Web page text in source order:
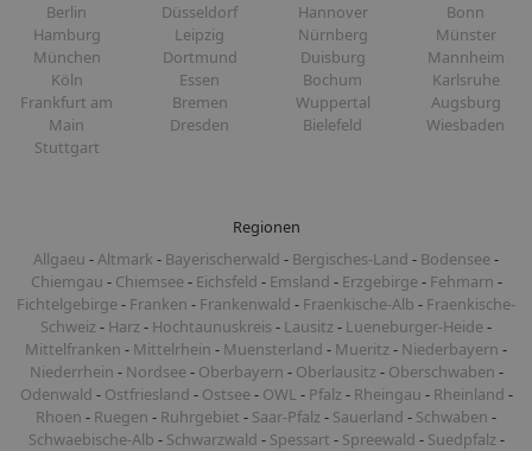
Berlin
Hamburg
München
Köln
Frankfurt am
Main
Stuttgart
Düsseldorf
Leipzig
Dortmund
Essen
Bremen
Dresden
Hannover
Nürnberg
Duisburg
Bochum
Wuppertal
Bielefeld
Bonn
Münster
Mannheim
Karlsruhe
Augsburg
Wiesbaden
Regionen
Allgaeu -Altmark - Bayerischerwald - Bergisches-Land - Bodensee-
Chiemgau - Chiemsee- Eichsfeld - Emsland - Erzgebirge- Fehmarn -
Fichtelgebirge- Franken - Frankenwald - Fraenkische-Alb - Fraenkische-
Schweiz - Harz - Hochtaunuskreis - Lausitz - Lueneburger-Heide-
Mittelfranken - Mittelrhein - Muensterland - Mueritz - Niederbayern -
Niederrhein - Nordsee- Oberbayern - Oberlausitz - Oberschwaben -
Odenwald - Ostfriesland - Ostsee- OWL - Pfalz - Rheingau - Rheinland -
Rhoen - Ruegen - Ruhrgebiet - Saar-Pfalz - Sauerland - Schwaben -
Schwaebische-Alb - Schwarzwald - Spessart - Spreewald - Suedpfalz -